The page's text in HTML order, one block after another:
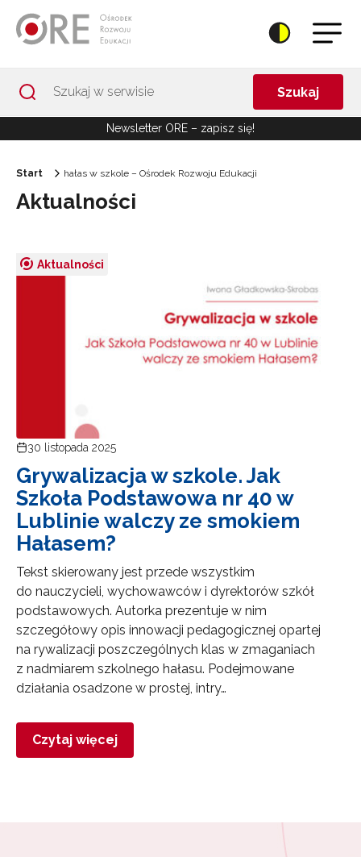
Szukaj
Newsletter ORE – zapisz się!
Start hałas w szkole – Ośrodek Rozwoju Edukacji
Aktualności
Aktualności
30 listopada 2025
Grywalizacja w szkole. Jak
Szkoła Podstawowa nr 40 w
Lublinie walczy ze smokiem
Hałasem?
Tekst skierowany jest przede wszystkim
do nauczycieli, wychowawców i dyrektorów szkół
podstawowych. Autorka prezentuje w nim
szczegółowy opis innowacji pedagogicznej opartej
na rywalizacji poszczególnych klas w zmaganiach
z nadmiarem szkolnego hałasu. Podejmowane
działania ­osadzone w prostej, intry…
Czytaj więcej